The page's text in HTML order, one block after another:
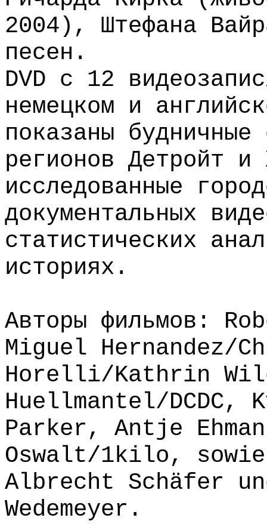
2004), Штефана
песен.
DVD с 12
немецком и
показаны будничные
регионов Детройт
исследованные
документальных
статистических
историях.
Авторы фильмов:
Miguel Hernandez/
Horelli/Kathrin
Huellmantel/DCDC,
Parker, Antje
Oswalt/1kilo, sowie
Albrecht Schäfer
Wedemeyer.